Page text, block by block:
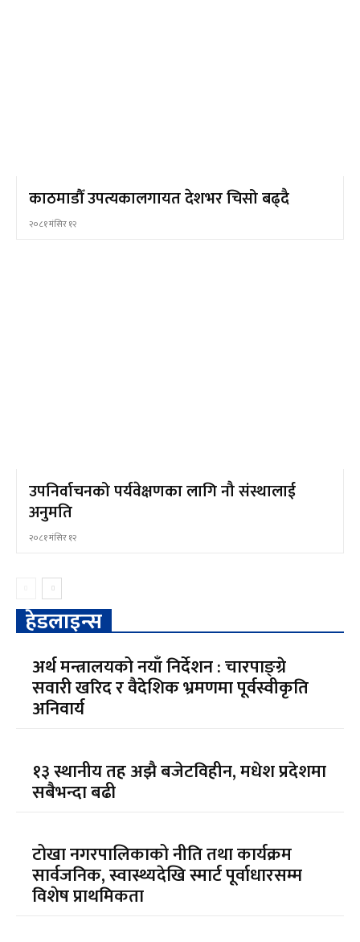
काठमाडौँ उपत्यकालगायत देशभर चिसो बढ्दै
२०८१ मंसिर १२
उपनिर्वाचनको पर्यवेक्षणका लागि नौ संस्थालाई
अनुमति
२०८१ मंसिर १२
हेडलाइन्स
अर्थ मन्त्रालयको नयाँ निर्देशन : चारपाङ्ग्रे
सवारी खरिद र वैदेशिक भ्रमणमा पूर्वस्वीकृति
अनिवार्य
१३ स्थानीय तह अझै बजेटविहीन, मधेश प्रदेशमा
सबैभन्दा बढी
टोखा नगरपालिकाको नीति तथा कार्यक्रम
सार्वजनिक, स्वास्थ्यदेखि स्मार्ट पूर्वाधारसम्म
विशेष प्राथमिकता